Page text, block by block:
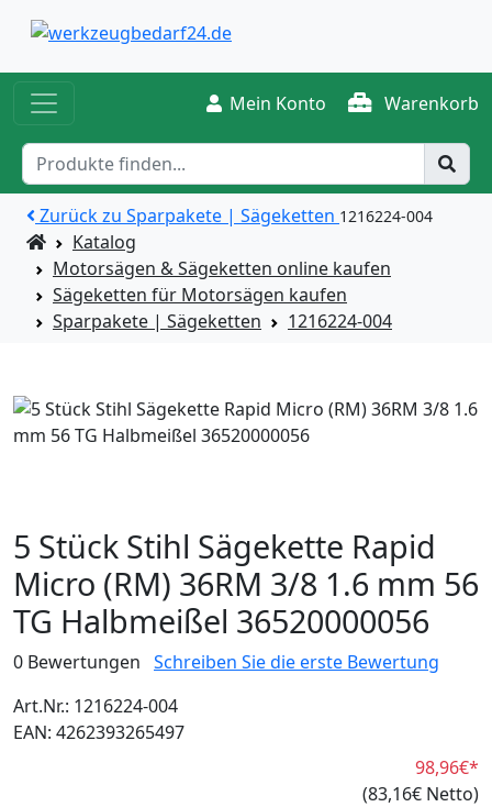
Mein Konto Warenkorb
Zurück zu Sparpakete | Sägeketten 1216224-004
Startseite
Katalog
Motorsägen & Sägeketten online kaufen
Sägeketten für Motorsägen kaufen
Sparpakete | Sägeketten
1216224-004
5 Stück Stihl Sägekette Rapid
Micro (RM) 36RM 3/8 1.6 mm 56
TG Halbmeißel 36520000056
0 Bewertungen Schreiben Sie die erste Bewertung
Art.Nr.: 1216224-004
EAN: 4262393265497
98,96€*
(83,16€ Netto)